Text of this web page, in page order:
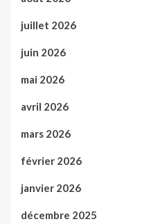
juillet 2026
juin 2026
mai 2026
avril 2026
mars 2026
février 2026
janvier 2026
décembre 2025